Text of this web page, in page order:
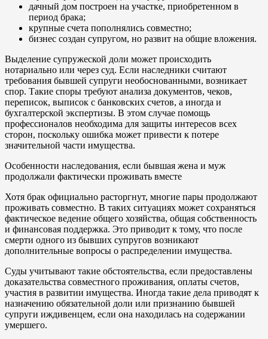
дачный дом построен на участке, приобретенном в
период брака;
крупные счета пополнялись совместно;
бизнес создан супругом, но развит на общие вложения.
Выделение супружеской доли может происходить
нотариально или через суд. Если наследники считают
требования бывшей супруги необоснованными, возникает
спор. Такие споры требуют анализа документов, чеков,
переписок, выписок с банковских счетов, а иногда и
бухгалтерской экспертизы. В этом случае помощь
профессионалов необходима для защиты интересов всех
сторон, поскольку ошибка может привести к потере
значительной части имущества.
Особенности наследования, если бывшая жена и муж
продолжали фактически проживать вместе
Хотя брак официально расторгнут, многие пары продолжают
проживать совместно. В таких ситуациях может сохраняться
фактическое ведение общего хозяйства, общая собственность
и финансовая поддержка. Это приводит к тому, что после
смерти одного из бывших супругов возникают
дополнительные вопросы о распределении имущества.
Суды учитывают такие обстоятельства, если предоставлены
доказательства совместного проживания, оплаты счетов,
участия в развитии имущества. Иногда такие дела приводят к
назначению обязательной доли или признанию бывшей
супруги иждивенцем, если она находилась на содержании
умершего.